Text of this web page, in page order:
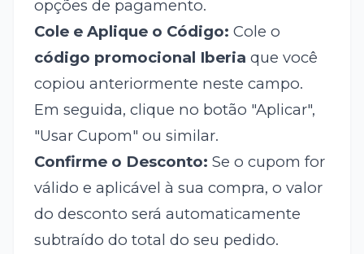
opções de pagamento.
Cole e Aplique o Código: Cole o
código promocional Iberia que você
copiou anteriormente neste campo.
Em seguida, clique no botão "Aplicar",
"Usar Cupom" ou similar.
Confirme o Desconto: Se o cupom for
válido e aplicável à sua compra, o valor
do desconto será automaticamente
subtraído do total do seu pedido.